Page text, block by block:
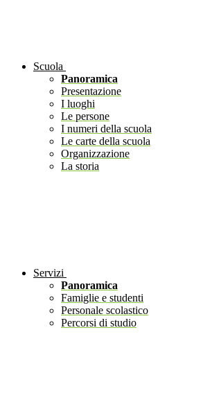
Scuola
Panoramica
Presentazione
I luoghi
Le persone
I numeri della scuola
Le carte della scuola
Organizzazione
La storia
Servizi
Panoramica
Famiglie e studenti
Personale scolastico
Percorsi di studio